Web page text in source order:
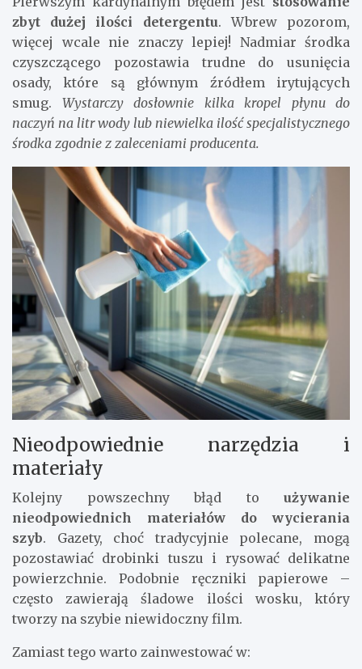
zbyt dużej ilości detergentu. Wbrew pozorom,
więcej wcale nie znaczy lepiej! Nadmiar środka
czyszczącego pozostawia trudne do usunięcia
osady, które są głównym źródłem irytujących
smug. Wystarczy dosłownie kilka kropel płynu do
naczyń na litr wody lub niewielka ilość specjalistycznego
środka zgodnie z zaleceniami producenta.
Nieodpowiednie narzędzia i
materiały
Kolejny powszechny błąd to używanie
nieodpowiednich materiałów do wycierania
szyb. Gazety, choć tradycyjnie polecane, mogą
pozostawiać drobinki tuszu i rysować delikatne
powierzchnie. Podobnie ręczniki papierowe –
często zawierają śladowe ilości wosku, który
tworzy na szybie niewidoczny film.
Zamiast tego warto zainwestować w: